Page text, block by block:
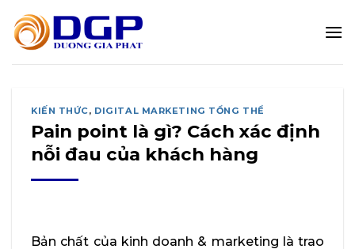
qua
dung
KIẾN THỨC, DIGITAL MARKETING TỔNG THỂ
Pain point là gì? Cách xác định
nỗi đau của khách hàng
Bản chất của kinh doanh & marketing là trao